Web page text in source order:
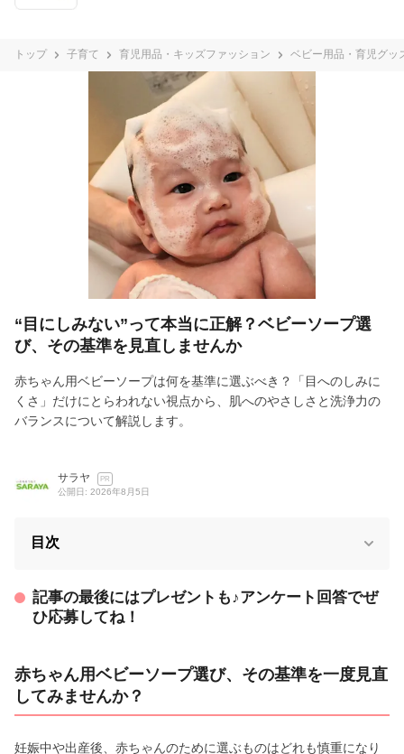
トップ 子育て 育児用品・キッズファッション ベビー用品・育児グッ
“目にしみない”って本当に正解？ベビーソープ選
び、その基準を見直しませんか
赤ちゃん用ベビーソープは何を基準に選ぶべき？「目へのしみに
くさ」だけにとらわれない視点から、肌へのやさしさと洗浄力の
バランスについて解説します。
サラヤ PR
公開日: 2026年8月5日
目次
記事の最後にはプレゼントも♪アンケート回答でぜ
ひ応募してね！
赤ちゃん用ベビーソープ選び、その基準を一度見直
してみませんか？
妊娠中や出産後、赤ちゃんのために選ぶものはどれも慎重になり